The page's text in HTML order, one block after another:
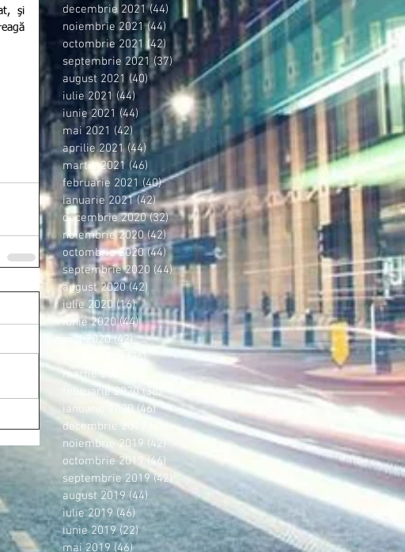
şi
decembrie 2021 (44) 44 postări
noiembrie 2021 (44) 44 postări
octombrie 2021 (42) 42 postări
septembrie 2021 (37)37 postări
august 2021 (40)40 postări
iulie 2021 (44) 44 postări
iunie 2021 (44) 44 postări
mai 2021 (42) 42 postări
aprilie 2021 (44) 44 postări
martie 2021 (46) 46 postări
februarie 2021 (40)40 postări
ianuarie 2021 (42)42 postări
decembrie 2020 (32)32 postări
noiembrie 2020 (42)42 postări
octombrie 2020 (44)44 postări
septembrie 2020 (44)44 postări
august 2020 (42) 42 postări
iulie 2020 (16)16 postări
iunie 2020 (44)44 postări
mai 2020 (42)42 postări
(36) 36 postări
martie 2020
44 postări
februarie 2020 (38) 38 postări
ianuarie 2020 (46)46 postări
decembrie 2019
(44)44 postări
noiembrie 2019 (42)42 postări
octombrie 2019
(46) 46 postări
septembrie 2019 (42) 42 postări
august 2019 (44) 44 postări
iulie 2019 (46)46 postări
iunie 2019 (22)22 postări
mai 2019 (46)46 postări